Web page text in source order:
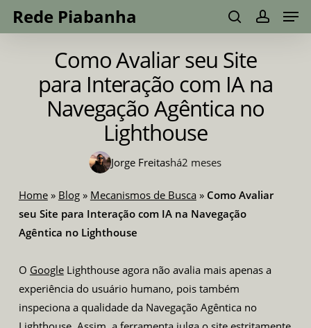
SkipRede Piabanha
searchaccount
Como Avaliar seu Site
para Interação com IA na
Navegação Agêntica no
Lighthouse
Jorge Freitashá2 meses
Home» Blog» Mecanismos de Busca» Como Avaliar
seu Site para Interação com IA na Navegação
Agêntica no Lighthouse
O GoogleLighthouse agora não avalia mais apenas a
experiência do usuário humano, pois também
inspeciona a qualidade da Navegação Agêntica no
Menu